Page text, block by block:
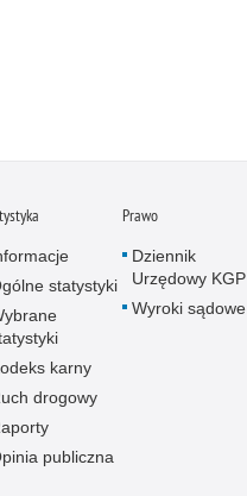
statystyki
karny
drogowy
publiczna
Prawo
Dziennik
Urzędowy KGP
Wyroki sądowe